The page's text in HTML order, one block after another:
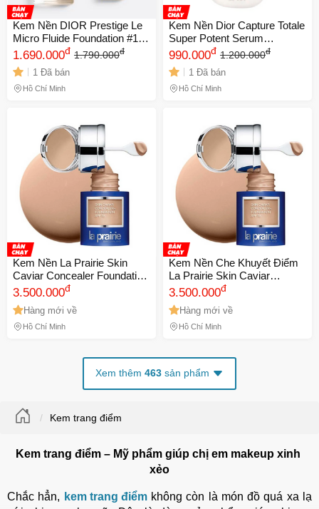
Kem Nền DIOR Prestige Le
Micro Fluide Foundation #1N
Neutral - Trang Điểm Cao
Cấp Giúp Che Khuyết Điểm,
Làn Da Tự Nhiên và Sang
Trọng
1.690.000đ 1.790.000đ
1 Đã bán
Hồ Chí Minh
Kem Nền Dior Capture Totale
Super Potent Serum
Foundation 30ml Tone 1N -
Lớp Nền Mịn Màng, Chống
Khuyết Điểm, Chính Hãng
990.000đ 1.200.000đ
1 Đã bán
Hồ Chí Minh
Kem Nền La Prairie Skin
Caviar Concealer Foundation
SPF 15 Tone NC05 - Kem
30ml, Đem Lại Làn Da
3.500.000đ
Hàng mới về
Hồ Chí Minh
Kem Nền Che Khuyết Điểm
La Prairie Skin Caviar
Concealer Foundation SPF
Nhiên, 30ml Chính Hãng
3.500.000đ
Hàng mới về
Hồ Chí Minh
Xem thêm 463 sản phẩm
Kem trang điểm
Kem trang điểm – Mỹ phẩm giúp chị em makeup xinh
xẻo
Chắc hẳn, kem trang điểm không còn là món đồ quá xa lạ